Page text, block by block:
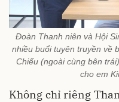
Đoàn Thanh niên và Hội
nhiều buổi tuyên truyền về
Chiểu (ngoài cùng bên
cho em
Không chỉ riêng